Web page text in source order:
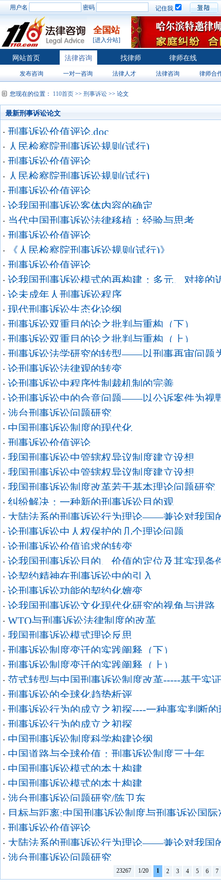
用户名 密码 记住我
全国站
[进入分站]
网站首页 法律咨询 找律师 律师在线
发布咨询 一对一咨询 法律人才 法律咨询 律师合
您现在的位置： 110首页 >> 刑事诉讼 >> 论文
最新刑事诉讼论文
· 刑事诉讼价值评论.doc
· 人民检察院刑事诉讼规则(试行)
· 刑事诉讼价值评论
· 人民检察院刑事诉讼规则(试行)
· 刑事诉讼价值评论
· 论我国刑事诉讼客体内容的确定
· 当代中国刑事诉讼法律移植：经验与思考
· 刑事诉讼价值评论
· 《人民检察院刑事诉讼规则(试行)》
· 刑事诉讼价值评论
· 论我国刑事诉讼模式的再构建：多元、对接的
· 论未成年人刑事诉讼程序
· 现代刑事诉讼生态化论纲
· 刑事诉讼双重目的论之批判与重构（下）
· 刑事诉讼双重目的论之批判与重构（上）
· 刑事诉讼法学研究的转型——以刑事再审问题
· 论刑事诉讼法律观的转变
· 论刑事诉讼中程序性制裁机制的完善
· 论刑事诉讼中的合意问题——以公诉案件为视
· 涉台刑事诉讼问题研究
· 中国刑事诉讼制度的现代化
· 刑事诉讼价值评论
· 我国刑事诉讼中管辖权异议制度建立设想
· 我国刑事诉讼中管辖权异议制度建立设想
· 我国刑事诉讼制度改革若干基本理论问题研究
· 纠纷解决：一种新的刑事诉讼目的观
· 大陆法系的刑事诉讼行为理论——兼论对我国
· 论刑事诉讼中人权保护的几个理论问题
· 论刑事诉讼价值追求的转变
· 论我国刑事诉讼目的、价值的定位及其实现条
· 论契约精神在刑事诉讼中的引入
· 论刑事诉讼功能的契约化嬗变
· 论我国刑事诉讼文化现代化研究的视角与进路
· WTO与刑事诉讼法律制度的改革
· 我国刑事诉讼模式理论反思
· 刑事诉讼制度变迁的实践阐释（下）
· 刑事诉讼制度变迁的实践阐释（上）
· 范式转型与中国刑事诉讼制度改革-----基于实
· 刑事诉讼的全球化趋势析评
· 刑事诉讼行为的成立之初探----一种事实判断
· 刑事诉讼行为的成立之初探
· 中国刑事诉讼制度科学构建论纲
· 中国道路与全球价值：刑事诉讼制度三十年
· 中国刑事诉讼模式的本土构建
· 中国刑事诉讼模式的本土构建
· 涉台刑事诉讼问题研究/陈卫东
· 目标与距离:中国刑事诉讼制度与刑事诉讼国际准
· 刑事诉讼价值评论
· 大陆法系的刑事诉讼行为理论——兼论对我国
· 涉台刑事诉讼问题研究
23267 1/20 1 2 3 4 5 6 7